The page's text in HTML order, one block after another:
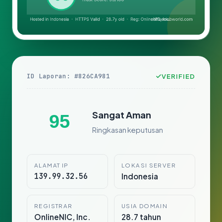
ID Laporan: #826CA981 VERIFIED
95 Sangat Aman
Ringkasan keputusan
ALAMAT IP
139.99.32.56
LOKASI SERVER
Indonesia
REGISTRAR
OnlineNIC, Inc.
USIA DOMAIN
28.7 tahun